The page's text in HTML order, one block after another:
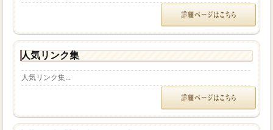
人気リンク集
人気リンク集...